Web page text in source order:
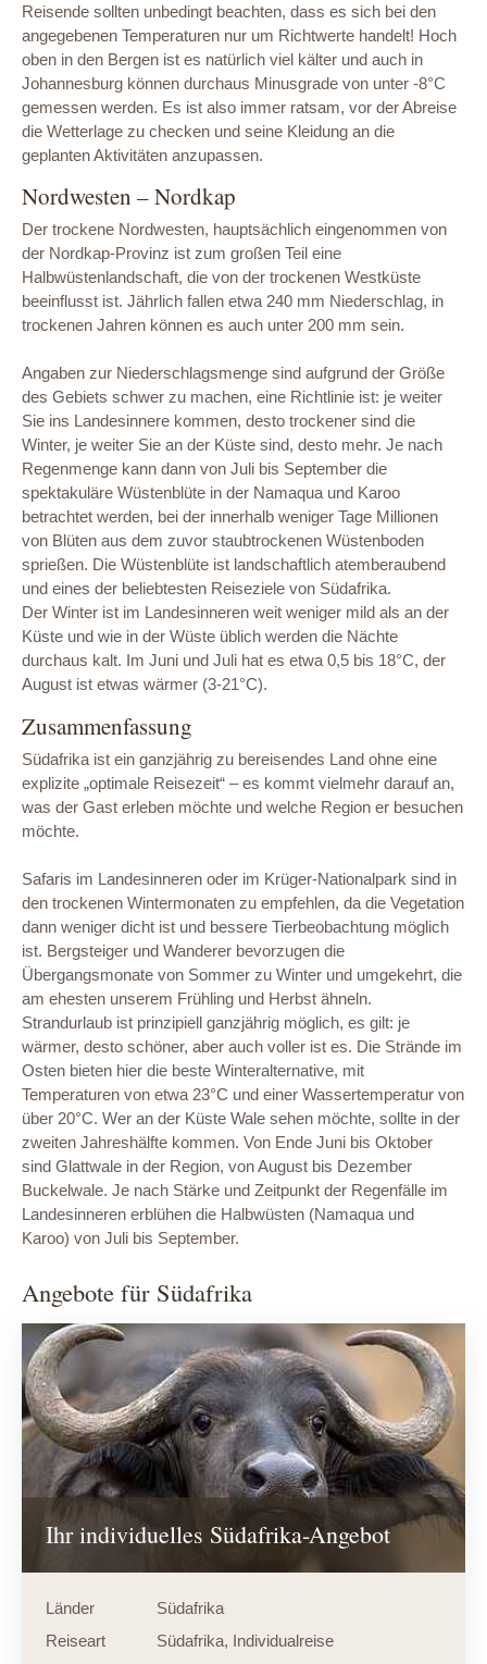
Reisende sollten unbedingt beachten, dass es sich bei den
angegebenen Temperaturen nur um Richtwerte handelt! Hoch
oben in den Bergen ist es natürlich viel kälter und auch in
Johannesburg können durchaus Minusgrade von unter -8°C
gemessen werden. Es ist also immer ratsam, vor der Abreise
die Wetterlage zu checken und seine Kleidung an die
geplanten Aktivitäten anzupassen.
Nordwesten – Nordkap
Der trockene Nordwesten, hauptsächlich eingenommen von
der Nordkap-Provinz ist zum großen Teil eine
Halbwüstenlandschaft, die von der trockenen Westküste
beeinflusst ist. Jährlich fallen etwa 240 mm Niederschlag, in
trockenen Jahren können es auch unter 200 mm sein.
Angaben zur Niederschlagsmenge sind aufgrund der Größe
des Gebiets schwer zu machen, eine Richtlinie ist: je weiter
Sie ins Landesinnere kommen, desto trockener sind die
Winter, je weiter Sie an der Küste sind, desto mehr. Je nach
Regenmenge kann dann von Juli bis September die
spektakuläre Wüstenblüte in der Namaqua und Karoo
betrachtet werden, bei der innerhalb weniger Tage Millionen
von Blüten aus dem zuvor staubtrockenen Wüstenboden
sprießen. Die Wüstenblüte ist landschaftlich atemberaubend
und eines der beliebtesten Reiseziele von Südafrika.
Der Winter ist im Landesinneren weit weniger mild als an der
Küste und wie in der Wüste üblich werden die Nächte
durchaus kalt. Im Juni und Juli hat es etwa 0,5 bis 18°C, der
August ist etwas wärmer (3-21°C).
Zusammenfassung
Südafrika ist ein ganzjährig zu bereisendes Land ohne eine
explizite „optimale Reisezeit“ – es kommt vielmehr darauf an,
was der Gast erleben möchte und welche Region er besuchen
möchte.
Safaris im Landesinneren oder im Krüger-Nationalpark sind in
den trockenen Wintermonaten zu empfehlen, da die Vegetation
dann weniger dicht ist und bessere Tierbeobachtung möglich
ist. Bergsteiger und Wanderer bevorzugen die
Übergangsmonate von Sommer zu Winter und umgekehrt, die
am ehesten unserem Frühling und Herbst ähneln.
Strandurlaub ist prinzipiell ganzjährig möglich, es gilt: je
wärmer, desto schöner, aber auch voller ist es. Die Strände im
Osten bieten hier die beste Winteralternative, mit
Temperaturen von etwa 23°C und einer Wassertemperatur von
über 20°C. Wer an der Küste Wale sehen möchte, sollte in der
zweiten Jahreshälfte kommen. Von Ende Juni bis Oktober
sind Glattwale in der Region, von August bis Dezember
Buckelwale. Je nach Stärke und Zeitpunkt der Regenfälle im
Landesinneren erblühen die Halbwüsten (Namaqua und
Karoo) von Juli bis September.
Angebote für Südafrika
Ihr individuelles Südafrika-Angebot
Länder
Südafrika
Reiseart
Südafrika, Individualreise